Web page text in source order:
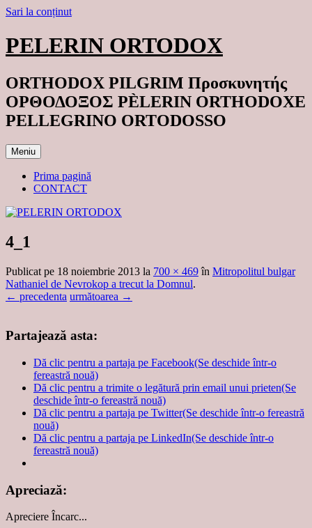
Sari la conținut
PELERIN ORTODOX
ORTHODOX PILGRIM Προσκυνητής
ΟΡΘΟΔΟΞΟΣ PÈLERIN ORTHODOXE
PELLEGRINO ORTODOSSO
Meniu
Prima pagină
CONTACT
4_1
Publicat pe 18 noiembrie 2013 la 700 × 469în Mitropolitul bulgar
Nathaniel de Nevrokop a trecut la Domnul.
← precedenta următoarea →
Partajează asta:
Dă clic pentru a partaja pe Facebook(Se deschide într-o
fereastră nouă)
Dă clic pentru a trimite o legătură prin email unui prieten(Se
deschide într-o fereastră nouă)
Dă clic pentru a partaja pe Twitter(Se deschide într-o fereastră
nouă)
Dă clic pentru a partaja pe LinkedIn(Se deschide într-o
fereastră nouă)
Apreciază:
Apreciere Încarc...